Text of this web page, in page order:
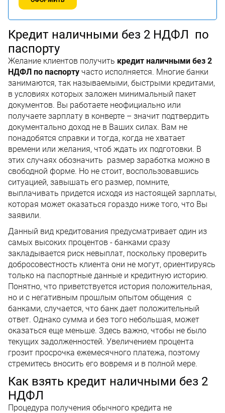
Кредит наличными без 2 НДФЛ по
паспорту
Желание клиентов получить кредит наличными без 2
НДФЛ по паспорту часто исполняется. Многие банки
занимаются, так называемыми, быстрыми кредитами,
в условиях которых заложен минимальный пакет
документов. Вы работаете неофициально или
получаете зарплату в конверте – значит подтвердить
документально доход не в Ваших силах. Вам не
понадобятся справки и тогда, когда не хватает
времени или желания, чтоб ждать их подготовки. В
этих случаях обозначить размер заработка можно в
свободной форме. Но не стоит, воспользовавшись
ситуацией, завышать его размер, помните,
выплачивать придется исходя из настоящей зарплаты,
которая может оказаться гораздо ниже того, что Вы
заявили.
Данный вид кредитования предусматривает один из
самых высоких процентов - банками сразу
закладывается риск невыплат, поскольку проверить
добросовестность клиента они не могут, ориентируясь
только на паспортные данные и кредитную историю.
Понятно, что приветствуется история положительная,
но и с негативным прошлым опытом общения с
банками, случается, что банк дает положительный
ответ. Однако сумма и без того небольшая, может
оказаться еще меньше. Здесь важно, чтобы не было
текущих задолженностей. Увеличением процента
грозит просрочка ежемесячного платежа, поэтому
стремитесь вносить его вовремя и в полной мере.
Как взять кредит наличными без 2
НДФЛ
Процедура получения обычного кредита не